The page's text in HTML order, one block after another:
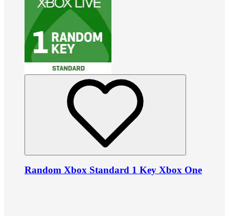
Random Xbox Standard 1 Key Xbox One